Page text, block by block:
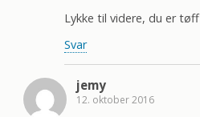
Lykke til videre, du er tøff
Svar
jemy
12. oktober 2016